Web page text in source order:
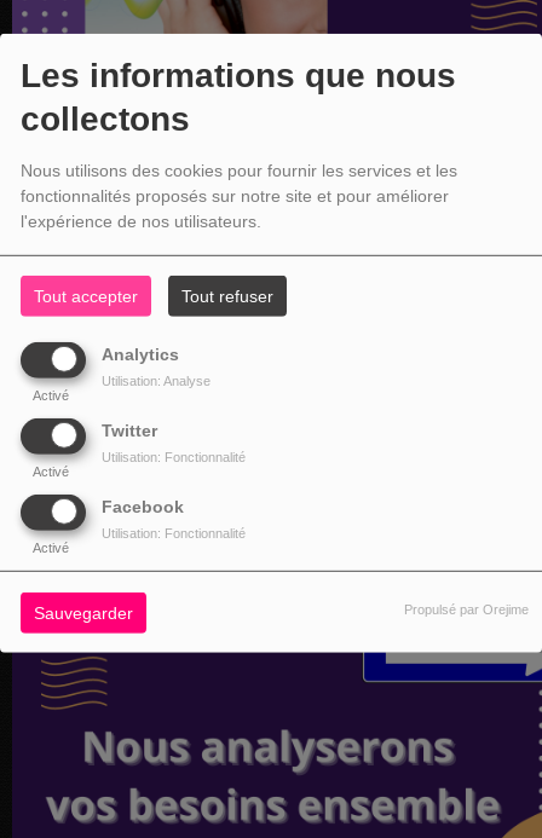
Les informations que nous
collectons
Nous utilisons des cookies pour fournir les services et les
fonctionnalités proposés sur notre site et pour améliorer
l'expérience de nos utilisateurs.
Tout accepter Tout refuser
Analytics
Activé
Utilisation: Analyse
Twitter
Activé
Utilisation: Fonctionnalité
Facebook
Activé
Utilisation: Fonctionnalité
Sauvegarder Propulsé par Orejime